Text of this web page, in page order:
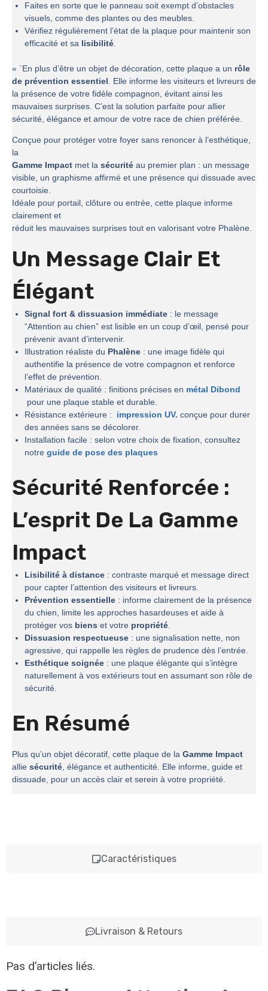
Caractéristiques
Livraison & Retours
Faites en sorte que le panneau soit exempt d’obstacles
visuels, comme des plantes ou des meubles.
Vérifiez régulièrement l’état de la plaque pour maintenir son
efficacité et sa lisibilité.
« `En plus d’être un objet de décoration, cette plaque a un rôle
de prévention essentiel. Elle informe les visiteurs et livreurs de
la présence de votre fidèle compagnon, évitant ainsi les
mauvaises surprises. C’est la solution parfaite pour allier
sécurité, élégance et amour de votre race de chien préférée.
Conçue pour protéger votre foyer sans renoncer à l’esthétique,
la
Gamme Impact met la sécurité au premier plan : un message
visible, un graphisme affirmé et une présence qui dissuade avec
courtoisie.
Idéale pour portail, clôture ou entrée, cette plaque informe
clairement et
réduit les mauvaises surprises tout en valorisant votre Phalène.
Un Message Clair Et
Élégant
Signal fort & dissuasion immédiate : le message
“Attention au chien” est lisible en un coup d’œil, pensé pour
prévenir avant d’intervenir.
Illustration réaliste du Phalène : une image fidèle qui
authentifie la présence de votre compagnon et renforce
l’effet de prévention.
Matériaux de qualité : finitions précises en métal Dibond
pour une plaque stable et durable.
Résistance extérieure :
impression UV. conçue pour durer
des années sans se décolorer.
Installation facile : selon votre choix de fixation, consultez
notre guide de pose des plaques
Sécurité Renforcée :
L’esprit De La Gamme
Impact
Lisibilité à distance : contraste marqué et message direct
pour capter l’attention des visiteurs et livreurs.
Prévention essentielle : informe clairement de la présence
du chien, limite les approches hasardeuses et aide à
protéger vos biens et votre propriété.
Dissuasion respectueuse : une signalisation nette, non
agressive, qui rappelle les règles de prudence dès l’entrée.
Esthétique soignée : une plaque élégante qui s’intègre
naturellement à vos extérieurs tout en assumant son rôle de
sécurité.
En Résumé
Plus qu’un objet décoratif, cette plaque de la Gamme Impact
allie sécurité, élégance et authenticité. Elle informe, guide et
dissuade, pour un accès clair et serein à votre propriété.
Pas d’articles liés.